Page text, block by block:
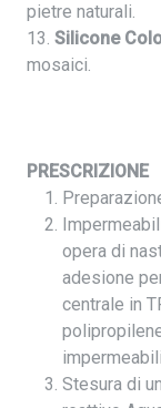
pietre naturali.
13. Silicone
mosaici.
PRESCRIZIONE
opera di
adesione
centrale in
Stesura di